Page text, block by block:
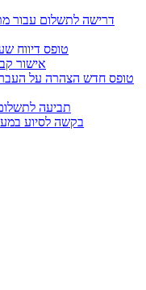
2356 – טופס
2357 –
266 – תביעה
267 – בקשה